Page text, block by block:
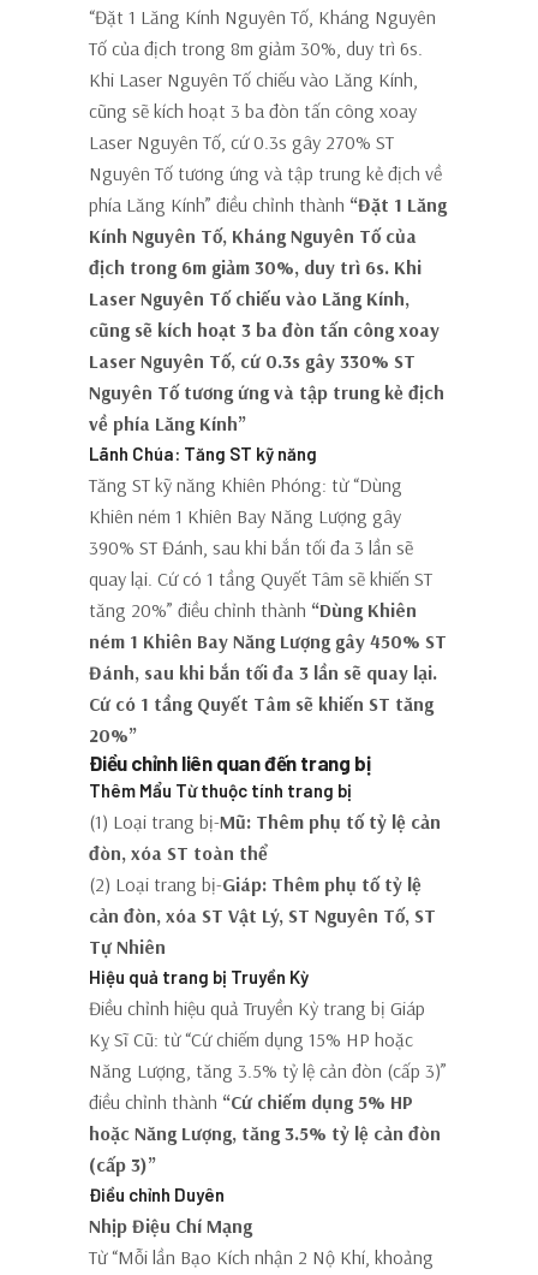
“Đặt 1 Lăng Kính Nguyên Tố, Kháng Nguyên
Tố của địch trong 8m giảm 30%, duy trì 6s.
Khi Laser Nguyên Tố chiếu vào Lăng Kính,
cũng sẽ kích hoạt 3 ba đòn tấn công xoay
Laser Nguyên Tố, cứ 0.3s gây 270% ST
Nguyên Tố tương ứng và tập trung kẻ địch về
phía Lăng Kính” điều chỉnh thành “Đặt 1 Lăng
Kính Nguyên Tố, Kháng Nguyên Tố của
địch trong 6m giảm 30%, duy trì 6s. Khi
Laser Nguyên Tố chiếu vào Lăng Kính,
cũng sẽ kích hoạt 3 ba đòn tấn công xoay
Laser Nguyên Tố, cứ 0.3s gây 330% ST
Nguyên Tố tương ứng và tập trung kẻ địch
về phía Lăng Kính”
Lãnh Chúa: Tăng ST kỹ năng
Tăng ST kỹ năng Khiên Phóng: từ “Dùng
Khiên ném 1 Khiên Bay Năng Lượng gây
390% ST Đánh, sau khi bắn tối đa 3 lần sẽ
quay lại. Cứ có 1 tầng Quyết Tâm sẽ khiến ST
tăng 20%” điều chỉnh thành “Dùng Khiên
ném 1 Khiên Bay Năng Lượng gây 450% ST
Đánh, sau khi bắn tối đa 3 lần sẽ quay lại.
Cứ có 1 tầng Quyết Tâm sẽ khiến ST tăng
20%”
Điều chỉnh liên quan đến trang bị
Thêm Mẩu Từ thuộc tính trang bị
(1) Loại trang bị-Mũ: Thêm phụ tố tỷ lệ cản
đòn, xóa ST toàn thể
(2) Loại trang bị-Giáp: Thêm phụ tố tỷ lệ
cản đòn, xóa ST Vật Lý, ST Nguyên Tố, ST
Tự Nhiên
Hiệu quả trang bị Truyền Kỳ
Điều chỉnh hiệu quả Truyền Kỳ trang bị Giáp
Kỵ Sĩ Cũ: từ “Cứ chiếm dụng 15% HP hoặc
Năng Lượng, tăng 3.5% tỷ lệ cản đòn (cấp 3)”
điều chỉnh thành “Cứ chiếm dụng 5% HP
hoặc Năng Lượng, tăng 3.5% tỷ lệ cản đòn
(cấp 3)”
Điều chỉnh Duyên
Nhịp Điệu Chí Mạng
Từ “Mỗi lần Bạo Kích nhận 2 Nộ Khí, khoảng